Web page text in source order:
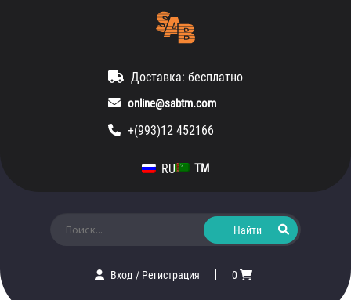
Доставка: бесплатно
online@sabtm.com
+(993)12 452166
RU TM
Вход/ Регистрация 0